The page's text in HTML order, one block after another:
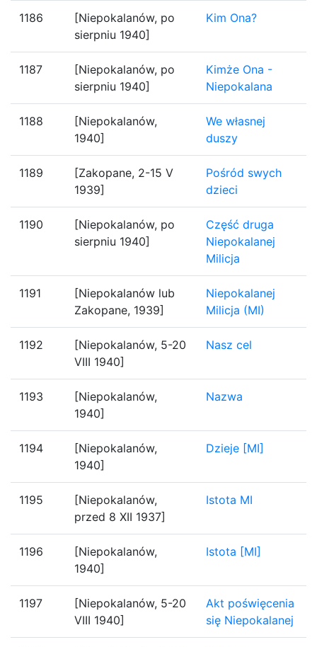
1186
[Niepokalanów, po
sierpniu 1940]
Kim Ona?
1187
[Niepokalanów, po
sierpniu 1940]
Kimże Ona -
Niepokalana
1188
[Niepokalanów,
1940]
We własnej
duszy
1189
[Zakopane, 2-15 V
1939]
Pośród swych
dzieci
1190
[Niepokalanów, po
sierpniu 1940]
Część druga
Niepokalanej
Milicja
1191
[Niepokalanów lub
Zakopane, 1939]
Niepokalanej
Milicja (MI)
1192
[Niepokalanów, 5-20
VIII 1940]
Nasz cel
1193
[Niepokalanów,
1940]
Nazwa
1194
[Niepokalanów,
1940]
Dzieje [MI]
1195
[Niepokalanów,
przed 8 XII 1937]
Istota MI
1196
[Niepokalanów,
1940]
Istota [MI]
1197
[Niepokalanów, 5-20
VIII 1940]
Akt poświęcenia
się Niepokalanej